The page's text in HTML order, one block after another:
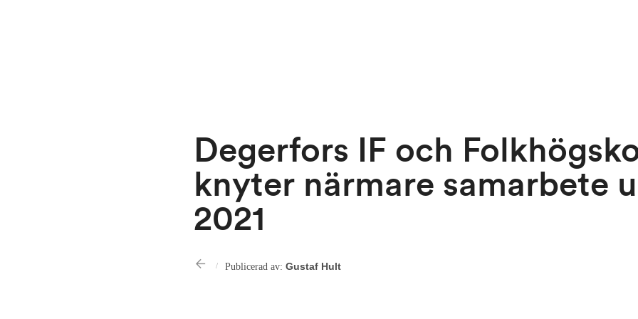
Degerfors IF och
knyter närmare samarbete
2021
Publicerad av: Gustaf Hult